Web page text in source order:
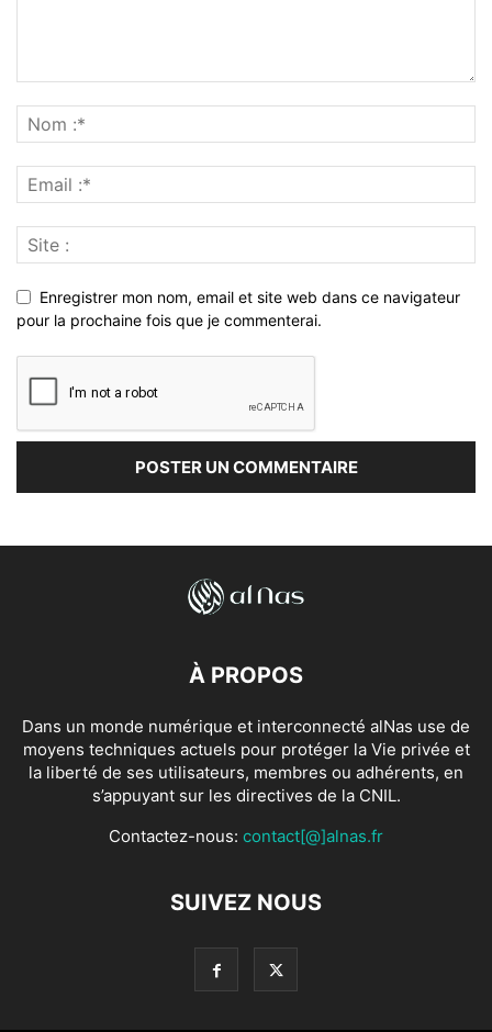
Enregistrer mon nom, email et site web dans ce navigateur
pour la prochaine fois que je commenterai.
À PROPOS
Dans un monde numérique et interconnecté alNas use de
moyens techniques actuels pour protéger la Vie privée et
la liberté de ses utilisateurs, membres ou adhérents, en
s’appuyant sur les directives de la CNIL.
Contactez-nous: contact[@]alnas.fr
SUIVEZ NOUS